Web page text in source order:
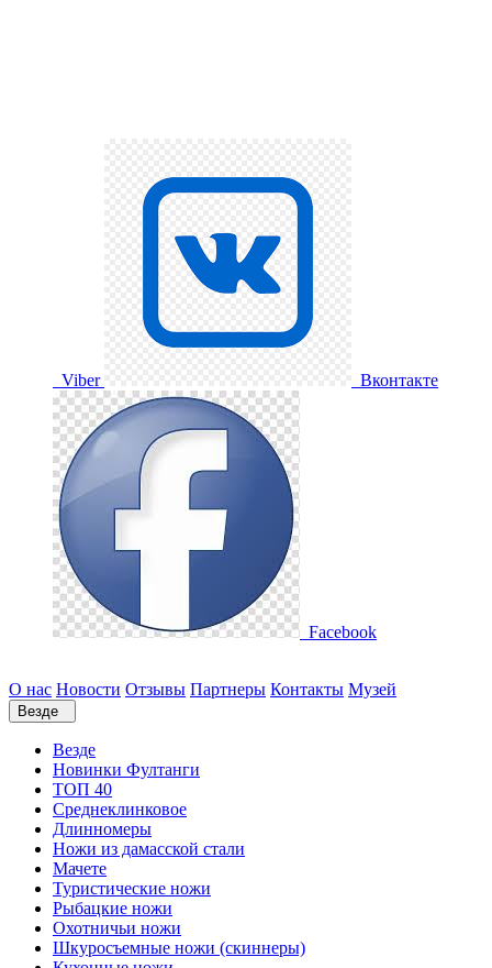
Viber Вконтакте
Facebook
О нас Новости Отзывы Партнеры Контакты Музей
Везде
Везде
Новинки Фултанги
ТОП 40
Среднеклинковое
Длинномеры
Ножи из дамасской стали
Мачете
Туристические ножи
Рыбацкие ножи
Охотничьи ножи
Шкуросъемные ножи (скиннеры)